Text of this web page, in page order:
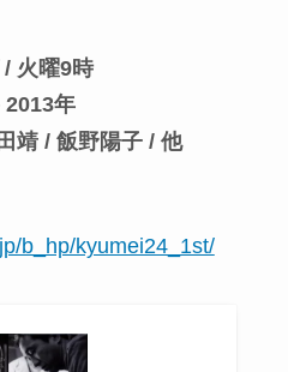
火曜9時
2013年
靖 / 飯野陽子 / 他
b_hp/kyumei24_1st/